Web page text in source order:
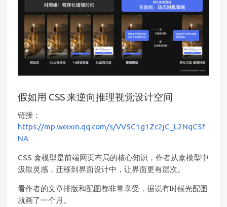
假如用 CSS 来逆向推理视觉设计空间
链接：
https://mp.weixin.qq.com/s/VVSC1g1Zc2jC_L2NqC5f
NA
CSS 盒模型是前端网页布局的核心知识，作者从盒模型中
汲取灵感，迁移到界面设计中，让界面更有层次。
看作者的文章排版和配图都非常享受，据说有时候光配图
就画了一个月。